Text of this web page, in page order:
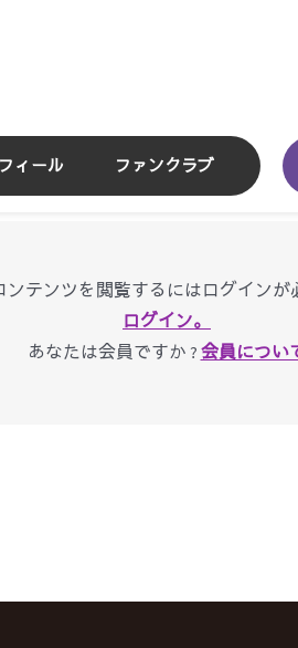
ィール ファンクラブ
ンテンツを閲覧するにはログインが
ログイン。
あなたは会員ですか ? 会員につい